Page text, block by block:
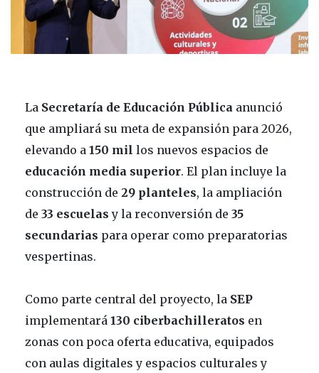
La Secretaría de Educación Pública anunció
que ampliará su meta de expansión para 2026,
elevando a 150 mil los nuevos espacios de
educación media superior. El plan incluye la
construcción de 29 planteles, la ampliación
de 33 escuelas y la reconversión de 35
secundarias para operar como preparatorias
vespertinas.
Como parte central del proyecto, la SEP
implementará 130 ciberbachilleratos en
zonas con poca oferta educativa, equipados
con aulas digitales y espacios culturales y